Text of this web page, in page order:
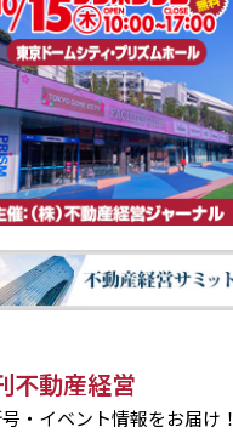
不動産経営
・イベント情報をお届け！